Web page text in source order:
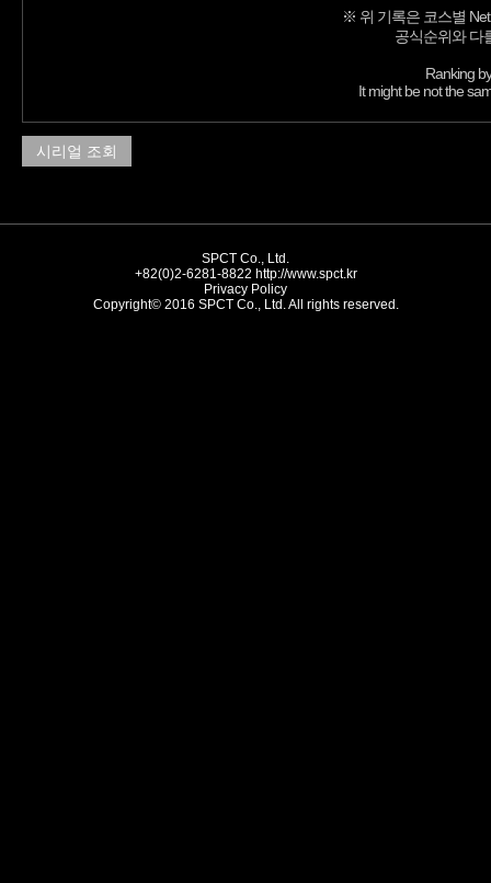
※ 위 기록은 코스별
공식순위와 다
Ranking
It might be not the
시리얼 조회
SPCT Co., Ltd.
+82(0)2-6281-8822 http://www.spct.kr
Privacy Policy
Copyright© 2016 SPCT Co., Ltd. All rights reserved.